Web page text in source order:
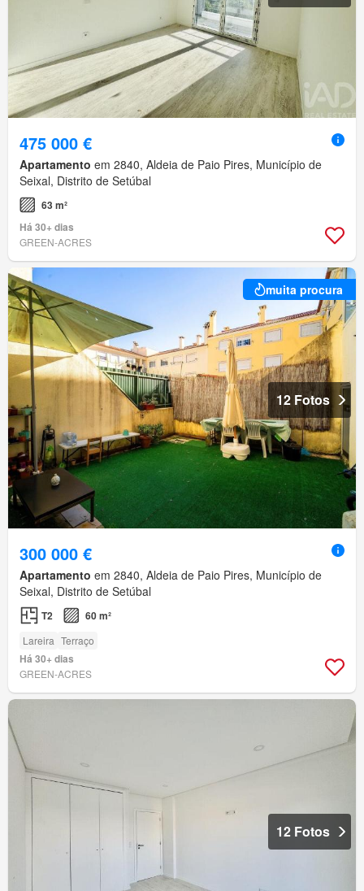
475 000 €
Apartamento em 2840, Aldeia de Paio Pires, Município de
Seixal, Distrito de Setúbal
63 m²
Há 30+ dias
GREEN-ACRES
muita procura
12 Fotos
300 000 €
Apartamento em 2840, Aldeia de Paio Pires, Município de
Seixal, Distrito de Setúbal
T2 60 m²
Lareira Terraço
Há 30+ dias
GREEN-ACRES
12 Fotos